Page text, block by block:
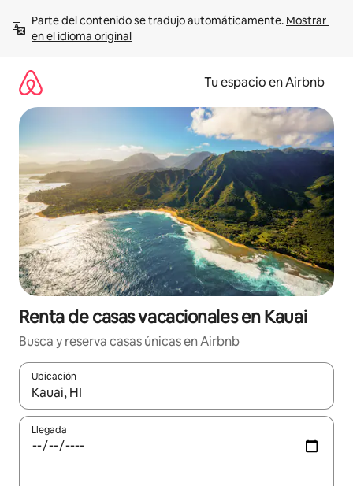
contenido
Parte del contenido se tradujo automáticamente. Mostrar
en el idioma original
Tu espacio en Airbnb
Renta de casas vacacionales en Kauai
Busca y reserva casas únicas en Airbnb
Ubicación
Cuando los resultados estén disponibles, podrás navegar
Llegada